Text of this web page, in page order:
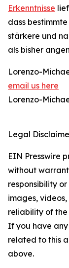
Erkenntnisse
dass
stärkere und
als bisher
Lorenzo-
email us here
Lorenzo-
Legal
EIN Presswire
without
responsibility
images,
reliability of
If you have
related to this
above.